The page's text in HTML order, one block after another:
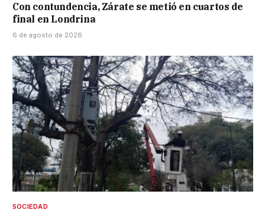
Con contundencia, Zárate se metió en cuartos de
final en Londrina
6 de agosto de 2026
SOCIEDAD